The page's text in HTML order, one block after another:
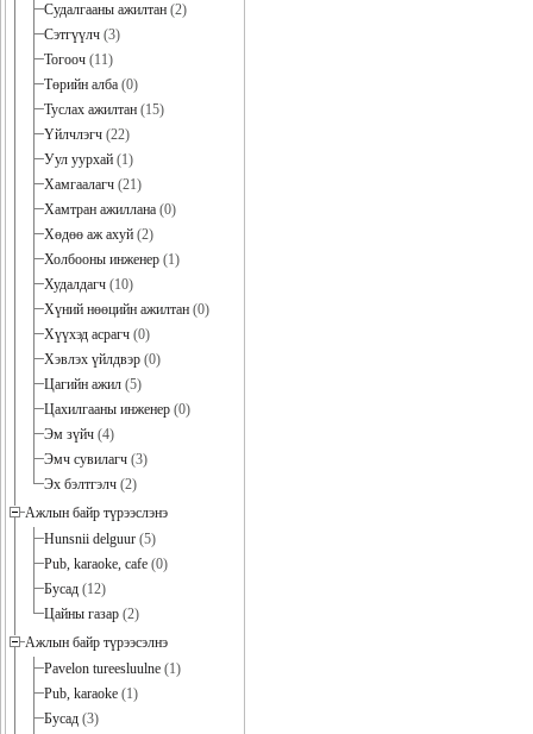
Судалгааны ажилтан (2)
Сэтгүүлч (3)
Тогооч (11)
Төрийн алба (0)
Туслах ажилтан (15)
Үйлчлэгч (22)
Уул уурхай (1)
Хамгаалагч (21)
Хамтран ажиллана (0)
Хөдөө аж ахуй (2)
Холбооны инженер (1)
Худалдагч (10)
Хүний нөөцийн ажилтан (0)
Хүүхэд асрагч (0)
Хэвлэх үйлдвэр (0)
Цагийн ажил (5)
Цахилгааны инженер (0)
Эм зүйч (4)
Эмч сувилагч (3)
Эх бэлтгэлч (2)
Ажлын байр түрээслэнэ
Hunsnii delguur (5)
Pub, karaoke, cafe (0)
Бусад (12)
Цайны газар (2)
Ажлын байр түрээсэлнэ
Pavelon tureesluulne (1)
Pub, karaoke (1)
Бусад (3)